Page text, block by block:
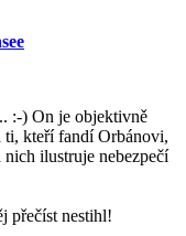
:-) On je objektivně
ti, kteří fandí Orbánovi,
ilustruje nebezpečí
přečíst nestihl!